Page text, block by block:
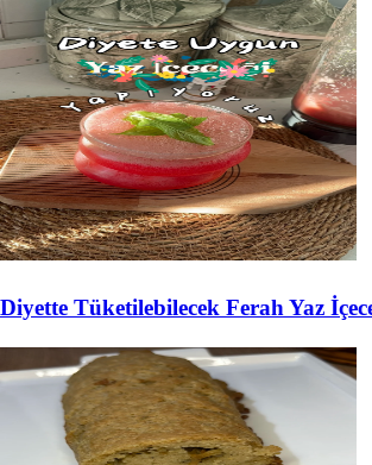
Diyette Tüketilebilecek Ferah Yaz